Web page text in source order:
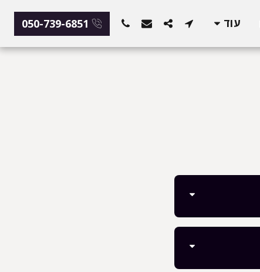
עוד 050-739-6851